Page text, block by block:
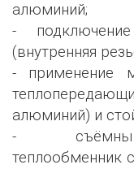
алюминий;
-
(внутренняя
- применение
алюминий) и
- съёмный
теплообменник